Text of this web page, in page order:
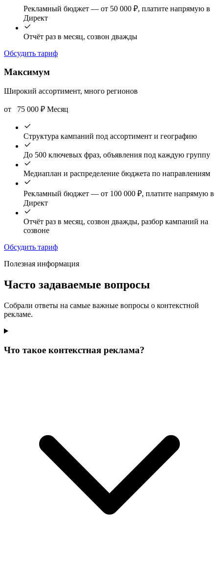
Рекламный бюджет — от 50 000 ₽, платите напрямую в
Директ
Отчёт раз в месяц, созвон дважды
Обсудить тариф
Максимум
Широкий ассортимент, много регионов
от 75 000 ₽ Месяц
Структура кампаний под ассортимент и географию
До 500 ключевых фраз, объявления под каждую группу
Медиаплан и распределение бюджета по направлениям
Рекламный бюджет — от 100 000 ₽, платите напрямую в
Директ
Отчёт раз в месяц, созвон дважды, разбор кампаний на
созвоне
Обсудить тариф
Полезная информация
Часто задаваемые вопросы
Собрали ответы на самые важные вопросы о контекстной
рекламе.
Что такое контекстная реклама?